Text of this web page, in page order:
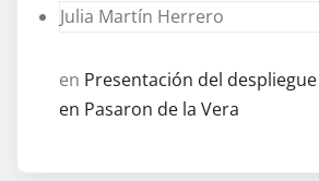
Julia Martín Herrero
en Presentación del
en Pasaron de la Vera